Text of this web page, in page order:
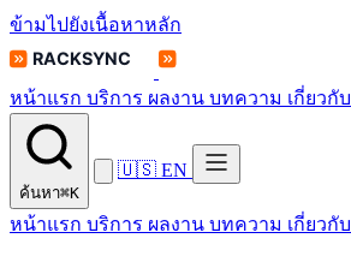
ข้ามไปยังเนื้อหาหลัก
หน้าแรก บริการ ผลงาน บทความ เกี่ยวกับ
ค้นหา⌘K
🇺🇸 EN
หน้าแรก บริการ ผลงาน บทความ เกี่ยวกับ